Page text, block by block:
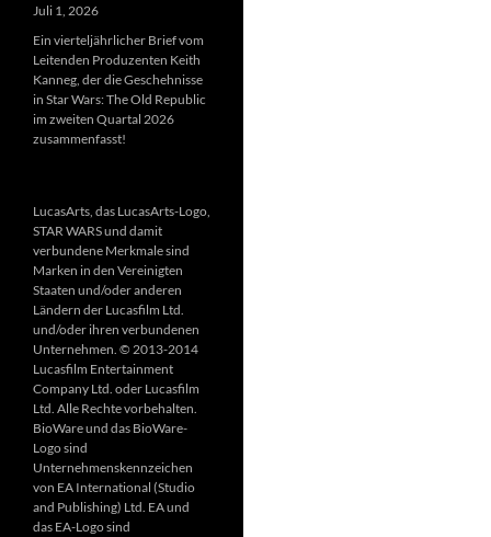
Juli 1, 2026
Ein vierteljährlicher Brief vom
Leitenden Produzenten Keith
Kanneg, der die Geschehnisse
in Star Wars: The Old Republic
im zweiten Quartal 2026
zusammenfasst!
LucasArts, das LucasArts-Logo,
STAR WARS und damit
verbundene Merkmale sind
Marken in den Vereinigten
Staaten und/oder anderen
Ländern der Lucasfilm Ltd.
und/oder ihren verbundenen
Unternehmen. © 2013-2014
Lucasfilm Entertainment
Company Ltd. oder Lucasfilm
Ltd. Alle Rechte vorbehalten.
BioWare und das BioWare-
Logo sind
Unternehmenskennzeichen
von EA International (Studio
and Publishing) Ltd. EA und
das EA-Logo sind